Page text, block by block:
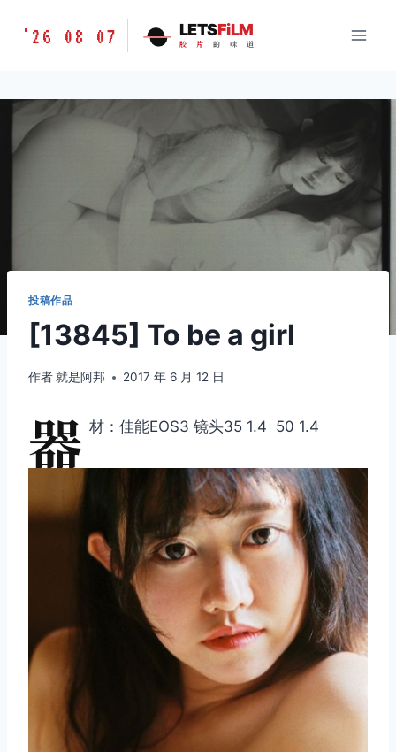
胶
味
道
LETSFILM
'26 08 07 LETSFiLM
胶 片 的 味 道
投稿作品
[13845] To be a girl
作者就是阿邦 2017 年 6 月 12 日
器 材：佳能EOS3 镜头35 1.4 50 1.4